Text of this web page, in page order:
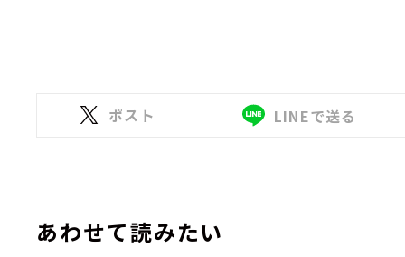
ポスト LINEで送る
あわせて読みたい